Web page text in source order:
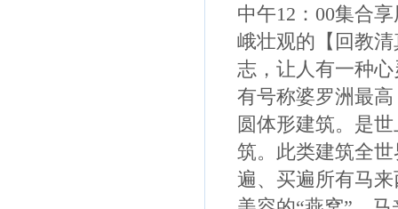
中午12：00集合
峨壮观的【回教
志，让人有一种
有号称婆罗洲最
圆体形建筑。是
筑。此类建筑全
遍、买遍所有马